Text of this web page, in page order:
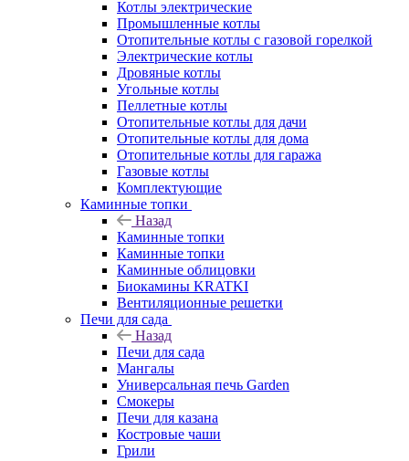
Котлы электрические
Промышленные котлы
Отопительные котлы с газовой горелкой
Электрические котлы
Дровяные котлы
Угольные котлы
Пеллетные котлы
Отопительные котлы для дачи
Отопительные котлы для дома
Отопительные котлы для гаража
Газовые котлы
Комплектующие
Каминные топки
Назад
Каминные топки
Каминные топки
Каминные облицовки
Биокамины KRATKI
Вентиляционные решетки
Печи для сада
Назад
Печи для сада
Мангалы
Универсальная печь Garden
Смокеры
Печи для казана
Костровые чаши
Грили